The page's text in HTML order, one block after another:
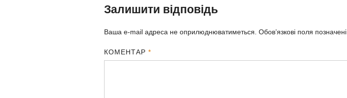
Залишити відповідь
Ваша e-mail адреса не оприлюднюватиметься. Обов’язкові поля позначені
КОМЕНТАР*